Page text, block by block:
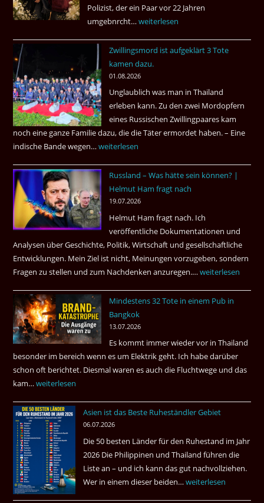
Polizist, der ein Paar vor 22 Jahren
umgebnrcht…Nach
Jahren,
ist
der
Mörder
wieder
frei
?
weiterlesen
Zwillingsmord ist aufgeklärt 3 Tote
kamen dazu.
01.08.2026
Unglaublich was man in Thailand
erleben kann. Zu den zwei Mordopfern
eines Russischen Zwillingpaares kam
noch eine ganze Familie dazu, die die Täter ermordet haben. – Eine
indische Bande wegen…Zwillingsmord
aufgeklärt
3
Tote
kamen
dazu.
weiterlesen
Russland – Was hätte sein können? |
Helmut Ham fragt nach
19.07.2026
Helmut Ham fragt nach. Ich
veröffentliche Dokumentationen und
Analysen über Geschichte, Politik, Wirtschaft und gesellschaftliche
Entwicklungen. Mein Ziel ist nicht, Meinungen vorzugeben, sondern
Fragen zu stellen und zum Nachdenken anzuregen.…Russland
Was
können?
|
Helmut
fragt
weiterlesen
Mindestens 32 Tote in einem Pub in
Bangkok
13.07.2026
Es kommt immer wieder vor in Thailand
besonder im bereich wenn es um Elektrik geht. Ich habe darüber
schon oft berichtet. Diesmal waren es auch die Fluchtwege und das
kam…Mindestens
Tote
einem
Pub
Bangkok
weiterlesen
Asien ist das Beste Ruheständler Gebiet
06.07.2026
Die 50 besten Länder für den Ruhestand im Jahr
2026 Die Philippinen und Thailand führen die
Liste an – und ich kann das gut nachvollziehen.
Wer in einem dieser beiden…Asien
weiterlesen